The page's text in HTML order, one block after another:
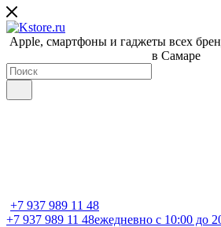
Apple, cмартфоны и гаджеты всех
в Самаре
+7 937 989 11 48
+7 937 989 11 48ежедневно с 10:00 до